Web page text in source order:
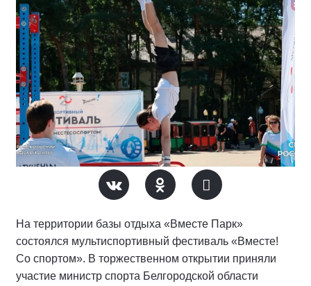
На территории базы отдыха «Вместе Парк»
состоялся мультиспортивный фестиваль «Вместе!
Со спортом». В торжественном открытии приняли
участие министр спорта Белгородской области